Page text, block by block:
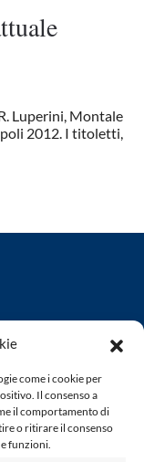
come i cookie per
Il consenso a
il comportamento di
o ritirare il consenso
funzioni.
Luperini, Montale
2012. I titoletti,
giornalistica in
Non può